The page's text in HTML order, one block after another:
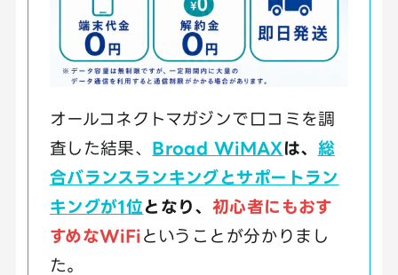
オールコネクトマガジンで口コミを調
査した結果、 Broad WiMAXは、 総
合バランスランキングとサポートラン
キングが1位となり、 初心者にもおす
すめなWiFiということが分かりまし
た。